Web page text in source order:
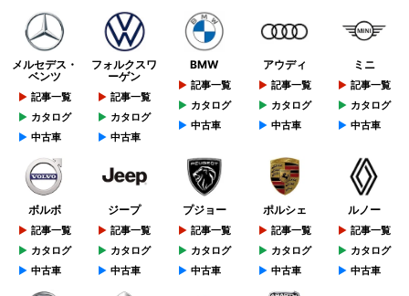
メルセデス・
ベンツ
記事一覧
カタログ
中古車
フォルクスワ
ーゲン
記事一覧
カタログ
中古車
BMW
記事一覧
カタログ
中古車
アウディ
記事一覧
カタログ
中古車
ミニ
記事一覧
カタログ
中古車
ボルボ
記事一覧
カタログ
中古車
ジープ
記事一覧
カタログ
中古車
プジョー
記事一覧
カタログ
中古車
ポルシェ
記事一覧
カタログ
中古車
ルノー
記事一覧
カタログ
中古車